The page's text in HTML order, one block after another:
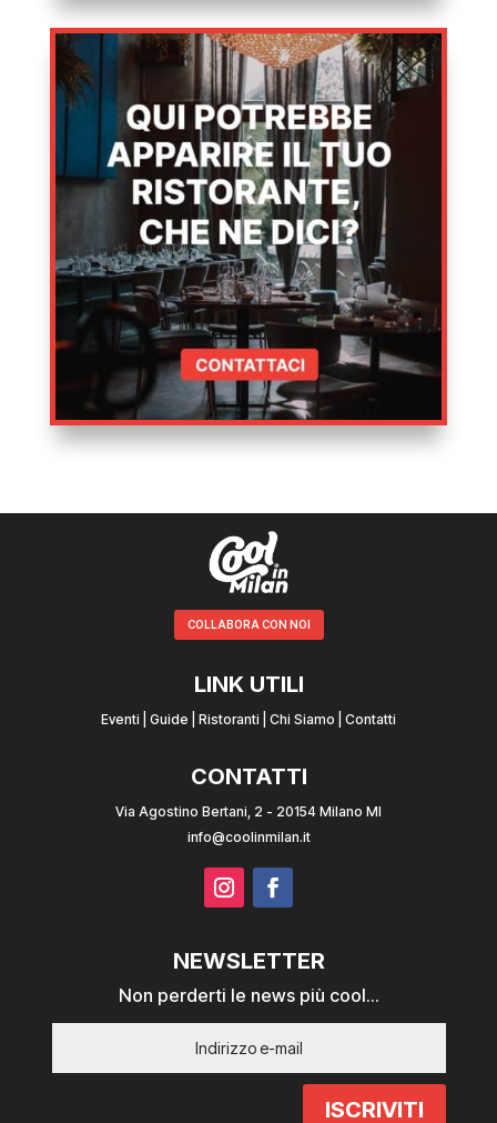
COLLABORA CON NOI
LINK UTILI
Eventi Guide Ristoranti Chi Siamo Contatti
CONTATTI
Via Agostino Bertani, 2 - 20154 Milano MI
info@coolinmilan.it
NEWSLETTER
Non perderti le news più cool...
ISCRIVITI